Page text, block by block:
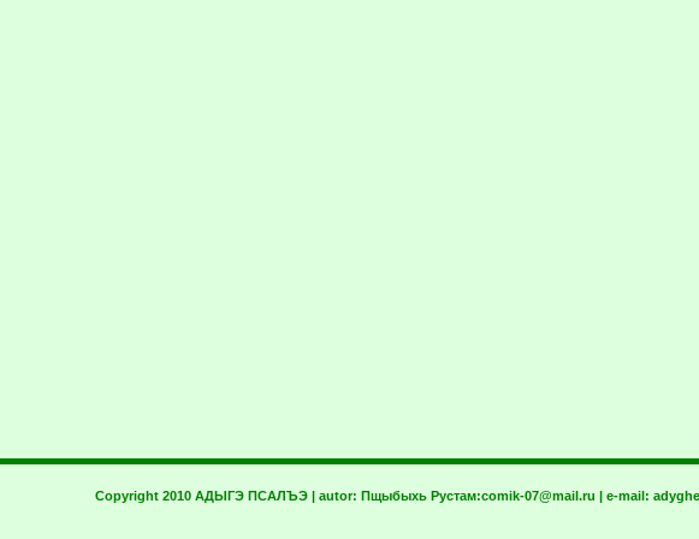
Copyright 2010 АДЫГЭ ПСАЛЪЭ | autor: Пщыбыхь Рустам:comik-07@mail.ru | e-mail: